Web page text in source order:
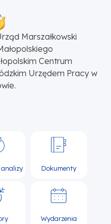
Marszałkowski
Centrum
Urzędem Pracy w
Dokumenty
Wydarzenia